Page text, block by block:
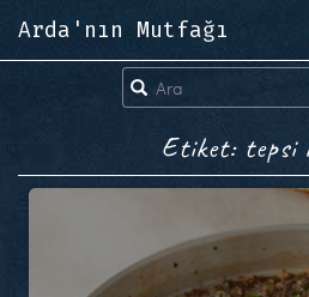
Arda'nın Mutfağı
Etiket: tepsi